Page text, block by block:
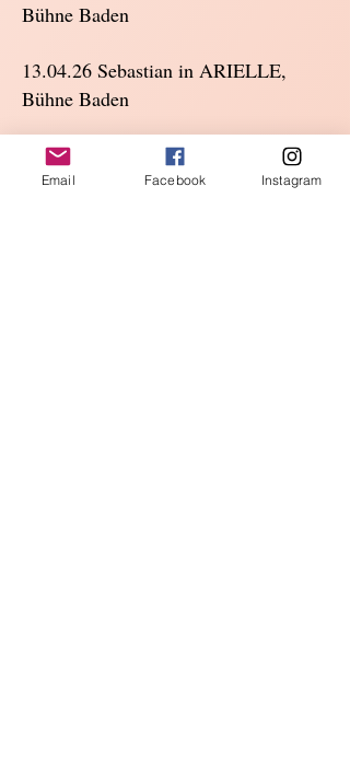
Bühne Baden
13.04.26 Sebastian in ARIELLE,
Bühne Baden
14.04.26 Sebastian in ARIELLE,
Bühne Baden
Email Facebook Instagram